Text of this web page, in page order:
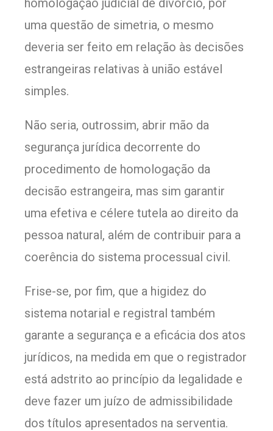
homologação judicial de divórcio, por
uma questão de simetria, o mesmo
deveria ser feito em relação às decisões
estrangeiras relativas à união estável
simples.
Não seria, outrossim, abrir mão da
segurança jurídica decorrente do
procedimento de homologação da
decisão estrangeira, mas sim garantir
uma efetiva e célere tutela ao direito da
pessoa natural, além de contribuir para a
coerência do sistema processual civil.
Frise-se, por fim, que a higidez do
sistema notarial e registral também
garante a segurança e a eficácia dos atos
jurídicos, na medida em que o registrador
está adstrito ao princípio da legalidade e
deve fazer um juízo de admissibilidade
dos títulos apresentados na serventia.